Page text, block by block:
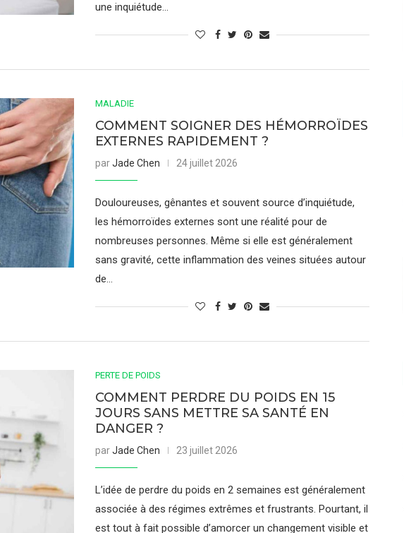
une inquiétude…
MALADIE
COMMENT SOIGNER DES HÉMORROÏDES
EXTERNES RAPIDEMENT ?
parJade Chen 24 juillet 2026
Douloureuses, gênantes et souvent source d’inquiétude,
les hémorroïdes externes sont une réalité pour de
nombreuses personnes. Même si elle est généralement
sans gravité, cette inflammation des veines situées autour
de…
PERTE DE POIDS
COMMENT PERDRE DU POIDS EN 15
JOURS SANS METTRE SA SANTÉ EN
DANGER ?
parJade Chen 23 juillet 2026
L’idée de perdre du poids en 2 semaines est généralement
associée à des régimes extrêmes et frustrants. Pourtant, il
est tout à fait possible d’amorcer un changement visible et